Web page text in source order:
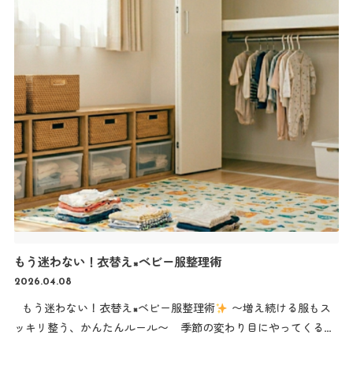
んの肌は大人の約半分の厚さしかなく、とても敏感！ 紫外線の影
響を受けやすいため、少しのお出かけでも対策が大切です。 ・
お散歩（10分以上） ・公園やベランダ遊び ・抱っこひもでの外
もう迷わない！衣替え×ベビー服整理術
2026.04.08
もう迷わない！衣替え×ベビー服整理術
〜増え続ける服もス
ッキリ整う、かんたんルール〜 季節の変わり目にやってくる